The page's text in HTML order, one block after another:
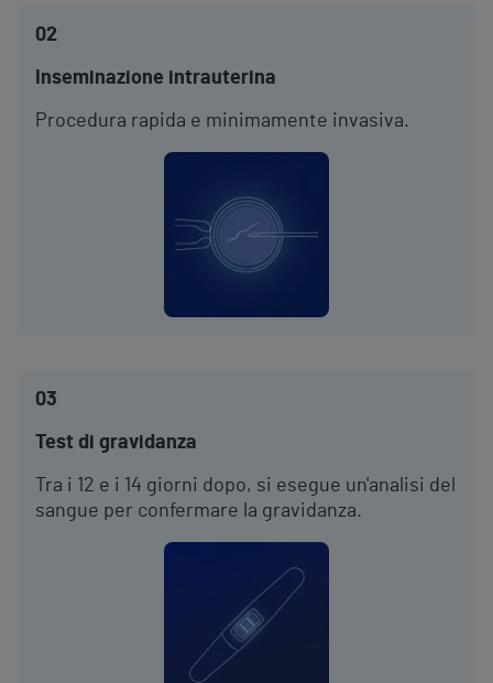
02
Inseminazione intrauterina
Procedura rapida e minimamente invasiva.
03
Test di gravidanza
Tra i 12 e i 14 giorni dopo, si esegue un'analisi del
sangue per confermare la gravidanza.